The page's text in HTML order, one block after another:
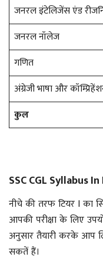
जनरल इंटेलिजेंस एंड
जनरल नॉलेज
गणित
अंग्रेजी भाषा और
कुल
SSC CGL Syllabus
नीचे की तरफ टियर I का
आपकी परीक्षा के लिए
अनुसार तैयारी करके आप
सकतें हैं।